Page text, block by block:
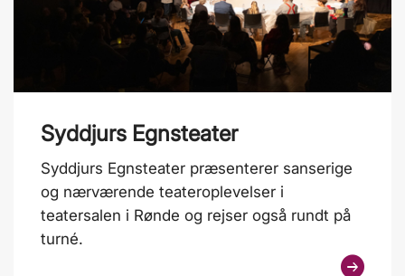
Syddjurs Egnsteater
Syddjurs Egnsteater præsenterer sanserige
og nærværende teateroplevelser i
teatersalen i Rønde og rejser også rundt på
turné.